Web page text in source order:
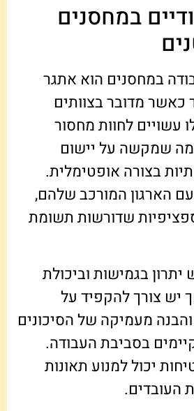
במחסנים
במחסנים הוא אתגר
כאשר מדובר בצוותים
עשויים לחוות מחסור
שמקשה על יישום
בצורה אופטימלית.
הארגון המורכב שלהם,
שדורשות תשומת
יתרון בגמישות וביכולת
יש צורך להקפיד על
מעמיקה של הסיכונים
בסביבת העבודה.
יכול למנוע תאונות
העובדים.